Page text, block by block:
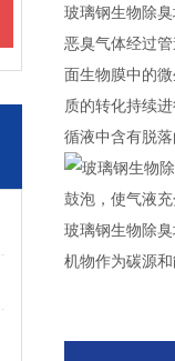
玻璃钢生物除臭
恶臭气体经过
面生物膜中的
质的转化持续
循液中含有脱
鼓泡，使气液充
玻璃钢生物除
机物作为碳源